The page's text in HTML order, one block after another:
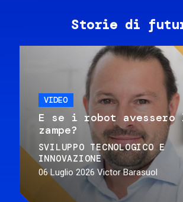
Storie di
VIDEO
E se i robot avessero
zampe?
SVILUPPO TECNOLOGICO E
INNOVAZIONE
06 Luglio 2026 Victor Barasuol